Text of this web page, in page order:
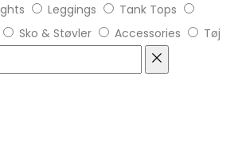
Leggings
Tank Tops
Sko & Støvler Accessories Tøj